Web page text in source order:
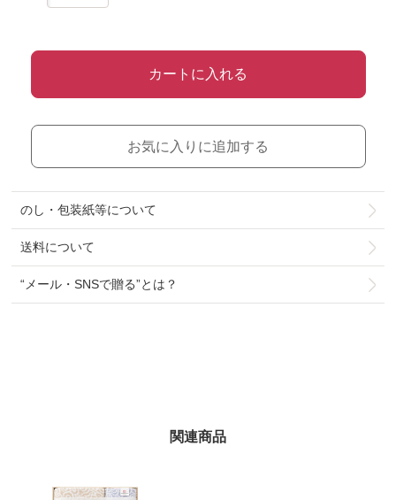
カートに入れる
お気に入りに追加する
のし・包装紙等について
送料について
“メール・SNSで贈る”とは？
関連商品